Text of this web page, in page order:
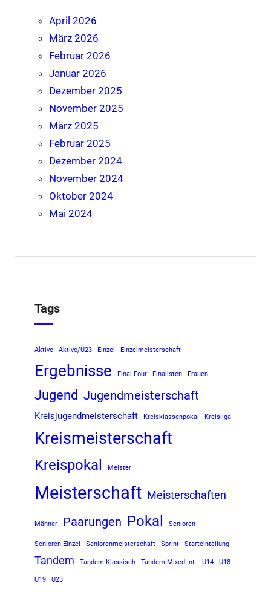
April 2026
März 2026
Februar 2026
Januar 2026
Dezember 2025
November 2025
März 2025
Februar 2025
Dezember 2024
November 2024
Oktober 2024
Mai 2024
Tags
Aktive Aktive/U23 Einzel Einzelmeisterschaft
Ergebnisse Final Four Finalisten Frauen
Jugend Jugendmeisterschaft
Kreisjugendmeisterschaft Kreisklassenpokal Kreisliga
Kreismeisterschaft
Kreispokal Meister
Meisterschaft Meisterschaften
Männer Paarungen Pokal Senioren
Senioren Einzel Seniorenmeisterschaft Sprint Starteinteilung
Tandem Tandem Klassisch Tandem Mixed Int. U14 U18
U19 U23